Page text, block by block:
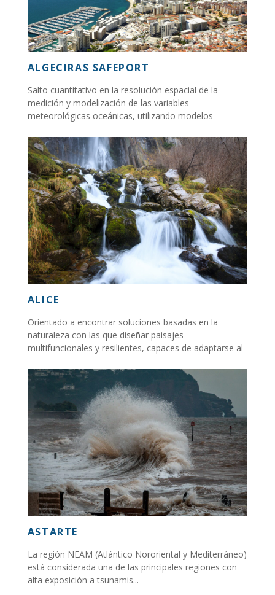
ALGECIRAS SAFEPORT
Salto cuantitativo en la resolución espacial de la
medición y modelización de las variables
meteorológicas oceánicas, utilizando modelos
ALICE
Orientado a encontrar soluciones basadas en la
naturaleza con las que diseñar paisajes
multifuncionales y resilientes, capaces de adaptarse al
ASTARTE
La región NEAM (Atlántico Nororiental y Mediterráneo)
está considerada una de las principales regiones con
alta exposición a tsunamis...